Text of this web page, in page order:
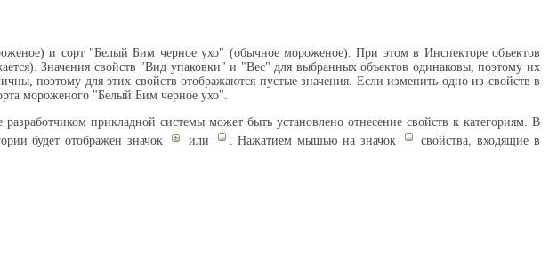
и сорт "Белый Бим черное ухо" (обычное мороженое). При этом в Инспекторе объектов
Значения свойств "Вид упаковки" и "Вес" для выбранных объектов одинаковы, поэтому их
поэтому для этих свойств отображаются пустые значения. Если изменить одно из свойств в
мороженого "Белый Бим черное ухо".
прикладной системы может быть установлено отнесение свойств к категориям. В
будет отображен значок
или . Нажатием мышью на значок
свойства, входящие в